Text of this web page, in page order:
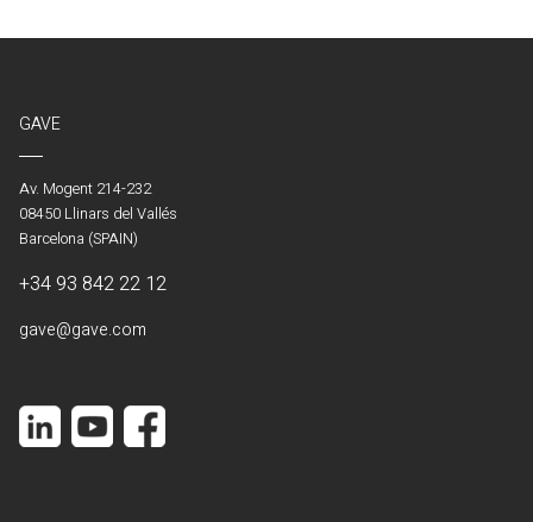
GAVE
Av. Mogent 214-232
08450 Llinars del Vallés
Barcelona (SPAIN)
+34 93 842 22 12
gave@gave.com